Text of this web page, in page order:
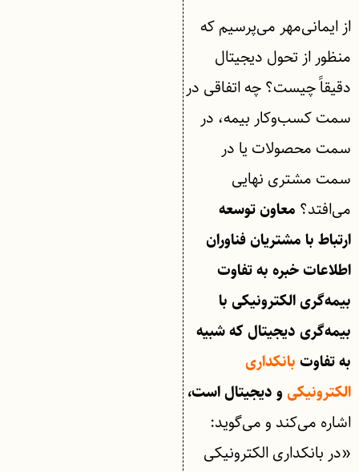
از ایمانی‌مهر می‌پرسیم که
منظور از تحول دیجیتال
دقیقاً چیست؟ چه اتفاقی در
سمت کسب‌وکار بیمه، در
سمت محصولات یا در
سمت مشتری نهایی
می‌افتد؟ معاون توسعه
ارتباط با مشتریان فناوران
اطلاعات خبره به تفاوت
بیمه‌گری الکترونیکی با
بیمه‌گری دیجیتال که شبیه
به تفاوت بانکداری
الکترونیکی و دیجیتال است،
اشاره می‌کند و می‌گوید:
«در بانکداری الکترونیکی